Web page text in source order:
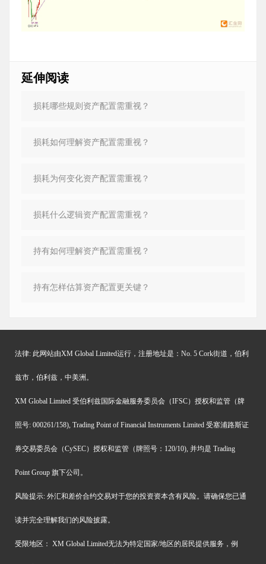
延伸阅读
损耗哪些规则资产配置需重视？
损耗如何理解资产配置需重视？
损耗为何变化资产配置需重视？
损耗什么逻辑资产配置需重视？
持有如何理解资产配置需重视？
持有怎样估算资产配置更关键？
法律: 此网站由XM Global Limited运行，注册地址是：No. 5 Cork街道，伯利
兹市，伯利兹，中美洲。
XM Global Limited 受伯利兹国际金融服务委员会（IFSC）授权和监管（牌
照号: 000261/158), Trading Point of Financial Instruments Limited 受塞浦路斯证
券交易委员会（CySEC）授权和监管（牌照号：120/10), 并均是 Trading
Point Group 旗下公司。
风险提示: 外汇和差价合约交易对于您的投资资本含有风险。请确保您已通
读并完全理解我们的风险披露。
受限地区： XM Global Limited无法为特定国家/地区的居民提供服务，例